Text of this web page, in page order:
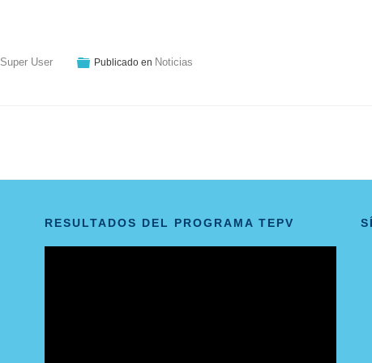
Super User Publicado en Noticias
RESULTADOS DEL PROGRAMA TEPV